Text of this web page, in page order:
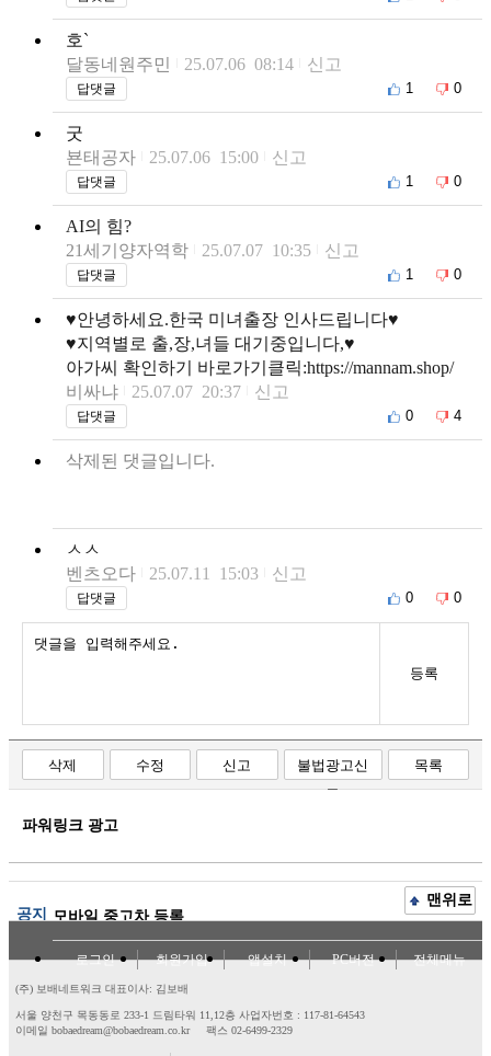
호`
달동네원주민
25.07.06 08:14 신고
답댓글 1 0
굿
뵨태공자
25.07.06 15:00 신고
답댓글 1 0
AI의 힘?
21세기양자역학
25.07.07 10:35 신고
답댓글 1 0
♥안녕하세요.한국 미녀출장 인사드립니다♥
♥지역별로 출,장,녀들 대기중입니다,♥
아가씨 확인하기 바로가기클릭:https://mannam.shop/
비싸냐
25.07.07 20:37 신고
답댓글 0 4
삭제된 댓글입니다.
ㅅㅅ
벤츠오다
25.07.11 15:03 신고
답댓글 0 0
등록
삭제 수정 신고
불법광고신
고
목록
파워링크 광고
공지 모바일 중고차 등록
맨위로
로그인 회원가입 앱설치 PC버전 전체메뉴
(주) 보배네트워크 대표이사: 김보배
서울 양천구 목동동로 233-1 드림타워 11,12층 사업자번호 : 117-81-64543
이메일 bobaedream@bobaedream.co.kr
팩스 02-6499-2329